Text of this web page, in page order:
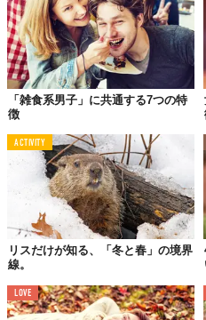
6.どちらかというと背が低
約150センチから155センチ程度
いう点も見逃せません。さらに、
ことも注目のポイントですね。
とする小柄なリス系女子の姿が
性でなくても思わず手を差しの
7.ときどき人見知りをする
「雑食系男子」に共通する7つの特
徴
ACTIVITY
リスだけが知る、「冬と春」の境界
線。
LOVE